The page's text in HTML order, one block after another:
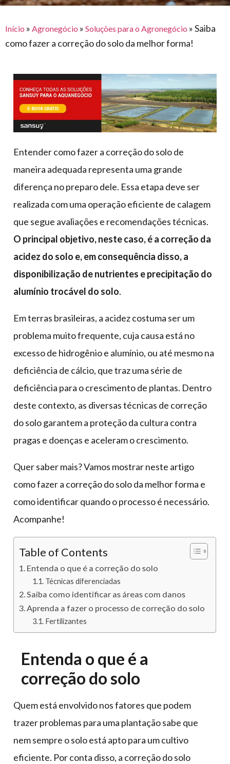
eventos
para
agronegócio
toldos
construção
civil
mercado
automotivo
móveis,
calçados,
epi's
multiúso
e logística
armazenagem
lonas
de
caminhoneiro
Início » Agronegócio » Soluções para o Agronegócio »Saiba
como fazer a correção do solo da melhor forma!
Entender como fazer a correção do solo de
maneira adequada representa uma grande
diferença no preparo dele. Essa etapa deve ser
realizada com uma operação eficiente de calagem
que segue avaliações e recomendações técnicas.
O principal objetivo, neste caso, é a correção da
acidez do solo e, em consequência disso, a
disponibilização de nutrientes e precipitação do
alumínio trocável do solo.
Em terras brasileiras, a acidez costuma ser um
problema muito frequente, cuja causa está no
excesso de hidrogênio e alumínio, ou até mesmo na
deficiência de cálcio, que traz uma série de
deficiência para o crescimento de plantas. Dentro
deste contexto, as diversas técnicas de correção
do solo garantem a proteção da cultura contra
pragas e doenças e aceleram o crescimento.
Quer saber mais? Vamos mostrar neste artigo
como fazer a correção do solo da melhor forma e
como identificar quando o processo é necessário.
Acompanhe!
Table of Contents
Entenda o que é a correção do solo
Técnicas diferenciadas
Saiba como identificar as áreas com danos
Aprenda a fazer o processo de correção do solo
Fertilizantes
Entenda o que é a
correção do solo
Quem está envolvido nos fatores que podem
trazer problemas para uma plantação sabe que
nem sempre o solo está apto para um cultivo
eficiente. Por conta disso, a correção do solo